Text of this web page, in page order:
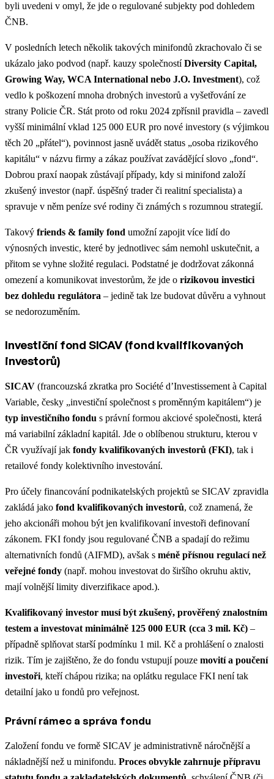
byli uvedeni v omyl, že jde o regulované subjekty pod dohledem
ČNB​.
V posledních letech několik takových minifondů zkrachovalo či se
ukázalo jako podvod (např. kauzy společnostíDiversity Capital,
Growing Way, WCA International nebo J.O. Investment), což
vedlo k poškození mnoha drobných investorů a vyšetřování ze
strany Policie ČR​. Stát proto od roku 2024 zpřísnil pravidla – zavedl
vyšší minimální vklad 125 000 EUR pro nové investory (s výjimkou
těch 20 „přátel“), povinnost jasně uvádět status „osoba rizikového
kapitálu“ v názvu firmy a zákaz používat zavádějící slovo „fond“​.
Dobrou praxínaopak zůstávají případy, kdy si minifond založí
zkušený investor(např. úspěšný trader či realitní specialista) a
spravuje v něm peníze své rodiny či známých s rozumnou strategií.
Takový friends & family fond umožní zapojit více lidí do
výnosných investic, které by jednotlivec sám nemohl uskutečnit, a
přitom se vyhne složité regulaci. Podstatné je dodržovat zákonná
omezení a komunikovat investorům, že jde o rizikovou investici
bez dohledu regulátora – jedině tak lze budovat důvěru a vyhnout
se nedorozuměním.
Investiční fond SICAV (fond kvalifikovaných
investorů)
SICAV (francouzská zkratka pro Société d’Investissement à Capital
Variable, česky „investiční společnost s proměnným kapitálem“) je
typ investičního fondu s právní formou akciové společnosti, která
má variabilní základní kapitál. Jde o oblíbenou strukturu, kterou v
ČR využívají jak fondy kvalifikovaných investorů (FKI), tak i
retailové fondy kolektivního investování​.
Pro účely financování podnikatelských projektů se SICAV zpravidla
zakládá jako fond kvalifikovaných investorů, což znamená, že
jeho akcionáři mohou být jen kvalifikovaní investoři definovaní
zákonem. FKI fondy jsou regulované ČNB a spadají do režimu
alternativních fondů (AIFMD), avšak s méně přísnou regulací než
veřejné fondy (např. mohou investovat do širšího okruhu aktiv,
mají volnější limity diverzifikace apod.)​.
Kvalifikovaný investor musí být zkušený, prověřený znalostním
testem a investovat minimálně 125 000 EUR (cca 3 mil. Kč) –
případně splňovat starší podmínku 1 mil. Kč a prohlášení o znalosti
rizik​. Tím je zajištěno, že do fondu vstupují pouze movití a poučení
investoři, kteří chápou rizika; na oplátku regulace FKI není tak
detailní jako u fondů pro veřejnost.
Právní rámec a správa fondu
Založení fondu ve formě SICAV je administrativně náročnější a
nákladnější než u minifondu. Proces obvykle zahrnuje přípravu